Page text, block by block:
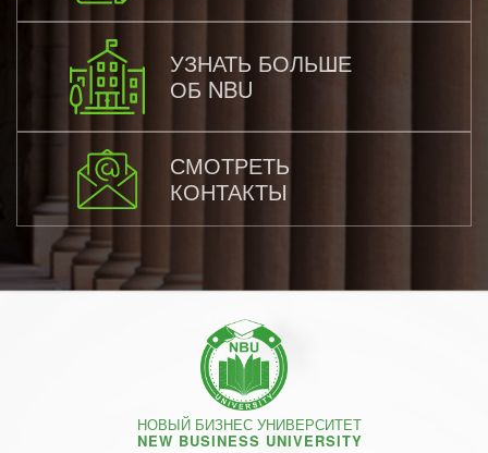
УЗНАТЬ БОЛЬШЕ
ОБ NBU
СМОТРЕТЬ
КОНТАКТЫ
НОВЫЙ БИЗНЕС УНИВЕРСИТЕТ
NEW BUSINESS UNIVERSITY